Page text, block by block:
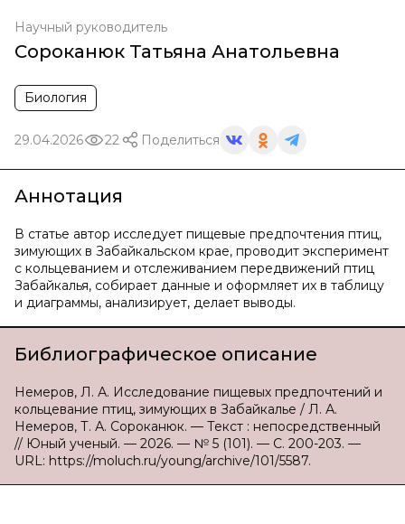
Научный руководитель
Сороканюк Татьяна Анатольевна
Биология
29.04.2026 22 Поделиться
Аннотация
В статье автор исследует пищевые предпочтения птиц,
зимующих в Забайкальском крае, проводит эксперимент
с кольцеванием и отслеживанием передвижений птиц
Забайкалья, собирает данные и оформляет их в таблицу
и диаграммы, анализирует, делает выводы.
Библиографическое описание
Немеров, Л. А. Исследование пищевых предпочтений и
кольцевание птиц, зимующих в Забайкалье / Л. А.
Немеров, Т. А. Сороканюк. — Текст : непосредственный
// Юный ученый. — 2026. — № 5 (101). — С. 200-203. —
URL: https://moluch.ru/young/archive/101/5587.